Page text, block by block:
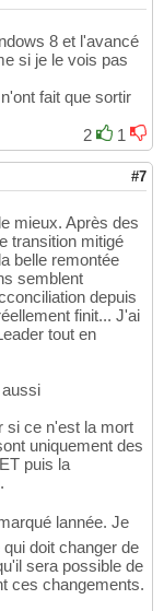
8 et l'avancé
si je le vois pas
fait que sortir
2
1
#7
mieux. Après des
transition mitigé
belle remontée
semblent
depuis
finit... J'ai
tout en
si ce n'est la mort
uniquement des
puis la
lannée. Je
doit changer de
sera possible de
ces changements.